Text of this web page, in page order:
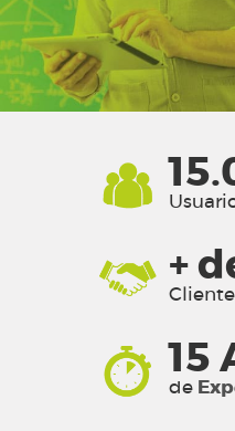
correo
+
15
de